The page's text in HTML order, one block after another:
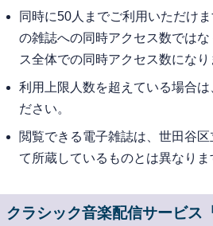
同時に50人までご利用いただけ
の雑誌への同時アクセス数では
ス全体での同時アクセス数になり
利用上限人数を超えている場合は
ださい。
閲覧できる電子雑誌は、世田谷
て所蔵しているものとは異なりま
クラシック音楽配信サービス